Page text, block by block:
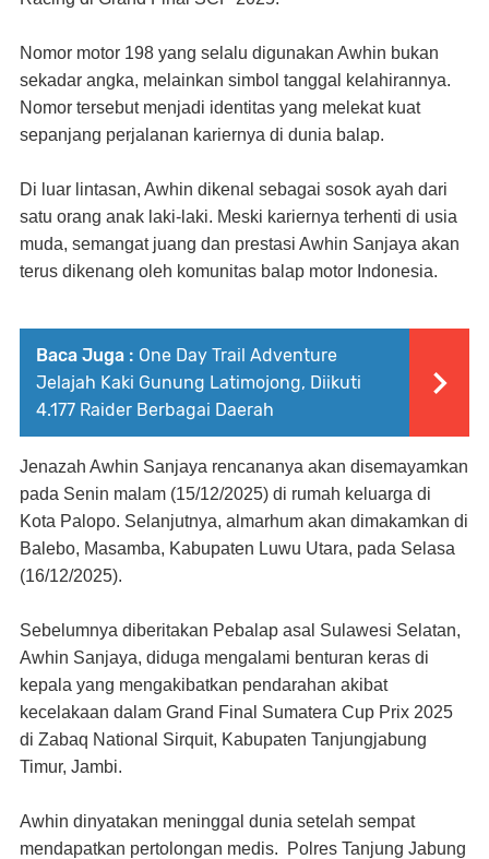
Nomor motor 198 yang selalu digunakan Awhin bukan
sekadar angka, melainkan simbol tanggal kelahirannya.
Nomor tersebut menjadi identitas yang melekat kuat
sepanjang perjalanan kariernya di dunia balap.
Di luar lintasan, Awhin dikenal sebagai sosok ayah dari
satu orang anak laki-laki. Meski kariernya terhenti di usia
muda, semangat juang dan prestasi Awhin Sanjaya akan
terus dikenang oleh komunitas balap motor Indonesia.
Baca Juga : One Day Trail Adventure
Jelajah Kaki Gunung Latimojong, Diikuti
4.177 Raider Berbagai Daerah
Jenazah Awhin Sanjaya rencananya akan disemayamkan
pada Senin malam (15/12/2025) di rumah keluarga di
Kota Palopo. Selanjutnya, almarhum akan dimakamkan di
Balebo, Masamba, Kabupaten Luwu Utara, pada Selasa
(16/12/2025).
Sebelumnya diberitakan Pebalap asal Sulawesi Selatan,
Awhin Sanjaya, diduga mengalami benturan keras di
kepala yang mengakibatkan pendarahan akibat
kecelakaan dalam Grand Final Sumatera Cup Prix 2025
di Zabaq National Sirquit, Kabupaten Tanjungjabung
Timur, Jambi.
Awhin dinyatakan meninggal dunia setelah sempat
mendapatkan pertolongan medis. Polres Tanjung Jabung